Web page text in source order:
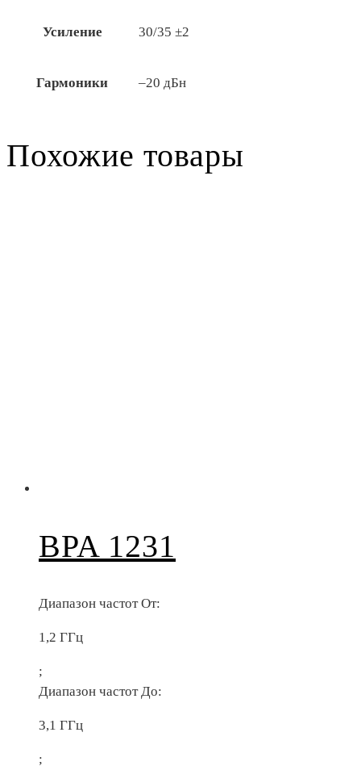
Усиление 30/35 ±2
Гармоники –20 дБн
Похожие товары
BPA 1231
Диапазон частот От:
1,2 ГГц
;
Диапазон частот До:
3,1 ГГц
;